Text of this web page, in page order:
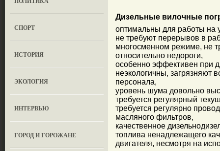
СПОРТ
ИСТОРИЯ
ЭКОЛОГИЯ
ИНТЕРВЬЮ
ГОРОД И ГОРОЖАНЕ
Дизельные вилочные
оптимальны для работы на
не требуют перерывов в
многосменном режиме, не
относительно недороги,
особенно эффективен при
неэкологичны, загрязняют
персонала,
уровень шума довольно
требуется регулярный
требуется регулярно
масляного фильтров,
качественное
топлива ненадлежащего
двигателя, несмотря на